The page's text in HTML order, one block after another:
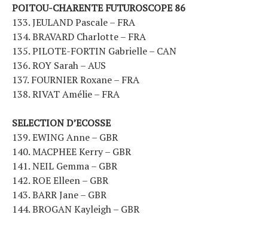
POITOU-CHARENTE FUTUROSCOPE 86
133. JEULAND Pascale – FRA
134. BRAVARD Charlotte – FRA
135. PILOTE-FORTIN Gabrielle – CAN
136. ROY Sarah – AUS
137. FOURNIER Roxane – FRA
138. RIVAT Amélie – FRA
SELECTION D’ECOSSE
139. EWING Anne – GBR
140. MACPHEE Kerry – GBR
141. NEIL Gemma – GBR
142. ROE Elleen – GBR
143. BARR Jane – GBR
144. BROGAN Kayleigh – GBR